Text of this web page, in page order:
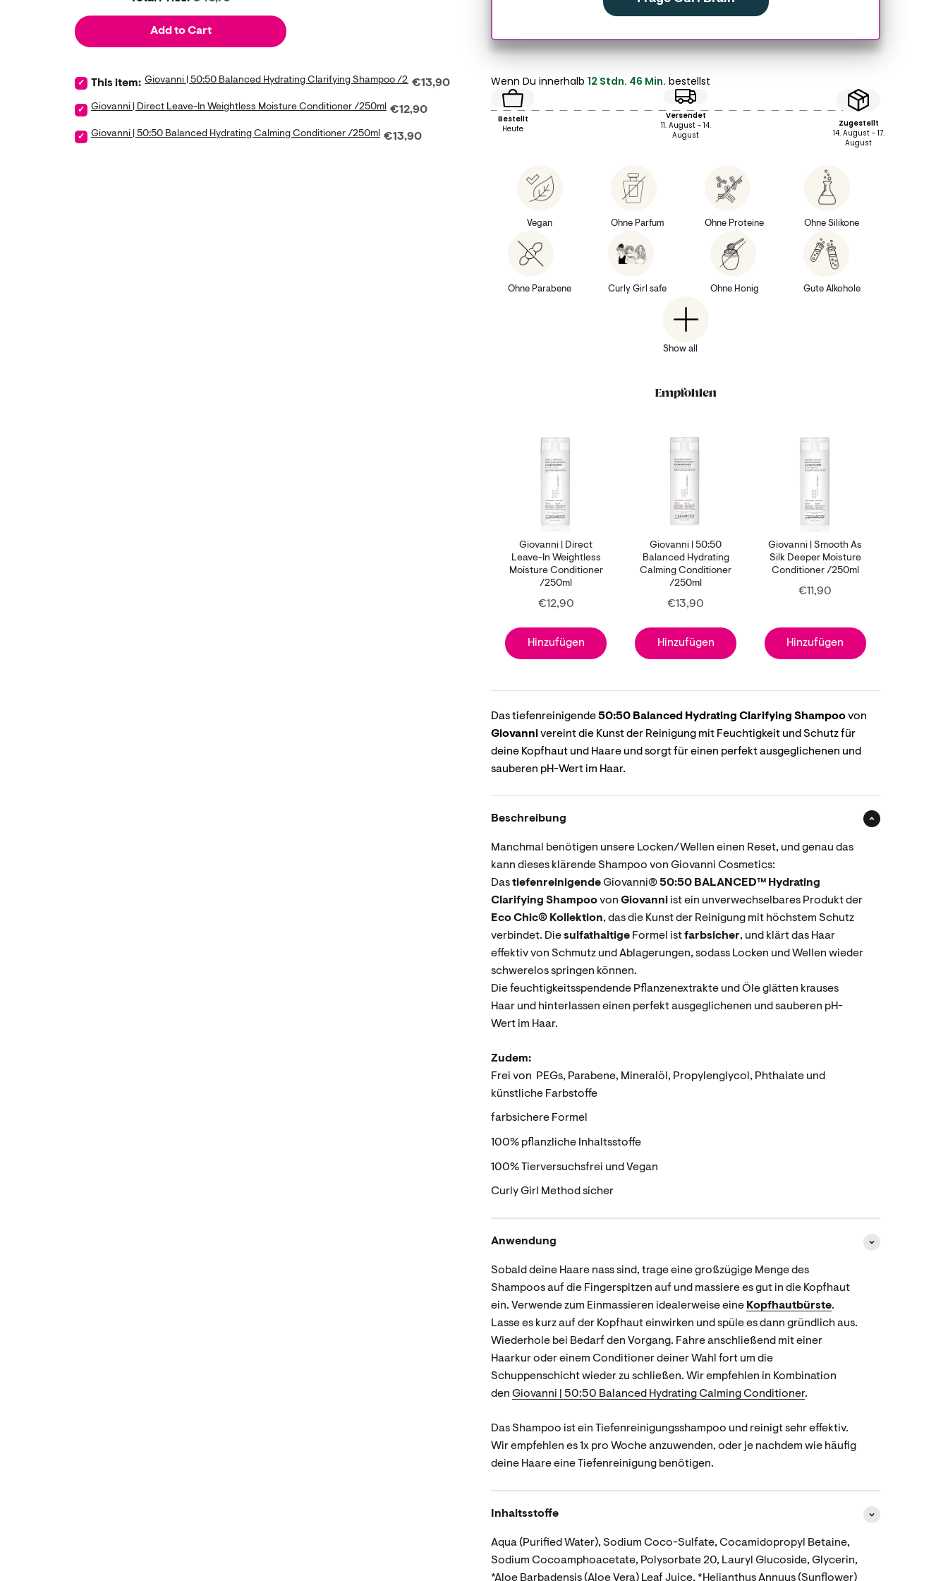
Add to Cart
Select Giovanni | 50:50 Balanced Hydrating Clarifying Shampoo /250ml for bundle
This item: Giovanni | 50:50 Balanced Hydrating Clarifying Shampoo /250ml
Price
€13,90
Select Giovanni | Direct Leave-In Weightless Moisture Conditioner /250ml for bundle
Giovanni | Direct Leave-In Weightless Moisture Conditioner /250ml Price
€12,90
Select Giovanni | 50:50 Balanced Hydrating Calming Conditioner /250ml for bundle
Giovanni | 50:50 Balanced Hydrating Calming Conditioner /250ml Price
€13,90
Wenn Du innerhalb 12 Stdn. 46 Min. bestellst
Bestellt
Heute
Versendet
11. August - 14.
August
Zugestellt
14. August - 17.
August
Vegan Ohne Parfum Ohne Proteine Ohne Silikone
Ohne Parabene Curly Girl safe Ohne Honig Gute Alkohole
Show all
Empfohlen
Giovanni | Direct
Leave-In Weightless
Moisture Conditioner
/250ml
Price
€12,90
Hinzufügen
Giovanni | 50:50
Balanced Hydrating
Calming Conditioner
/250ml
Price
€13,90
Hinzufügen
Giovanni | Smooth As
Silk Deeper Moisture
Conditioner /250ml
Price
€11,90
Hinzufügen
Das tiefenreinigende50:50 Balanced Hydrating Clarifying Shampoovon
Giovannivereint die Kunst der Reinigung mit Feuchtigkeit und Schutz für
deine Kopfhaut und Haare und sorgt für einen perfekt ausgeglichenen und
sauberen pH-Wert im Haar.
Beschreibung
Manchmal benötigen unsere Locken/Wellen einen Reset, und genau das
kann dieses klärende Shampoo von Giovanni Cosmetics:
DastiefenreinigendeGiovanni®50:50 BALANCED™ Hydrating
Clarifying Shampoovon Giovanni ist ein unverwechselbares Produkt der
Eco Chic® Kollektion, das die Kunst der Reinigung mit höchstem Schutz
verbindet. Diesulfathaltige Formel istfarbsicher, und klärt das Haar
effektiv von Schmutz und Ablagerungen, sodass Locken und Wellen wieder
schwerelos springen können.
Die feuchtigkeitsspendende Pflanzenextrakte und Öle glätten krauses
Haar und hinterlassen einen perfekt ausgeglichenen und sauberen pH-
Wert im Haar.
Zudem:
Frei von PEGs, Parabene, Mineralöl, Propylenglycol, Phthalate und
künstliche Farbstoffe
farbsichere Formel
100% pflanzliche Inhaltsstoffe
100% Tierversuchsfrei und Vegan
Curly Girl Method sicher
Anwendung
Sobald deine Haare nass sind, trage eine großzügige Menge des
Shampoos auf die Fingerspitzen auf und massiere es gut in die Kopfhaut
ein. Verwende zum Einmassieren idealerweise eine Kopfhautbürste.
Lasse es kurz auf der Kopfhaut einwirken und spüle es dann gründlich aus.
Wiederhole bei Bedarf den Vorgang. Fahre anschließend mit einer
Haarkur oder einem Conditioner deiner Wahl fort um die
Schuppenschicht wieder zu schließen. Wir empfehlen in Kombination
den Giovanni | 50:50 Balanced Hydrating Calming Conditioner.
Das Shampoo ist ein Tiefenreinigungsshampoo und reinigt sehr effektiv.
Wir empfehlen es 1x pro Woche anzuwenden, oder je nachdem wie häufig
deine Haare eine Tiefenreinigung benötigen.
Inhaltsstoffe
Aqua (Purified Water), Sodium Coco-Sulfate, Cocamidopropyl Betaine,
Sodium Cocoamphoacetate, Polysorbate 20, Lauryl Glucoside, Glycerin,
*Aloe Barbadensis (Aloe Vera) Leaf Juice, *Helianthus Annuus (Sunflower)